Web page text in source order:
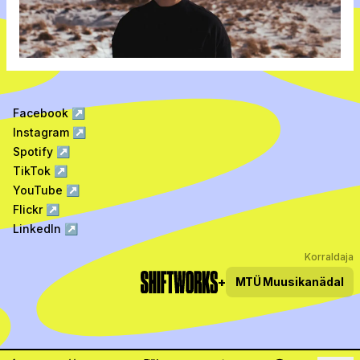
Facebook↗
Instagram ↗
Spotify ↗
TikTok ↗
YouTube ↗
Flickr↗
LinkedIn ↗
Korraldaja
+ MTÜ Muusikanädal